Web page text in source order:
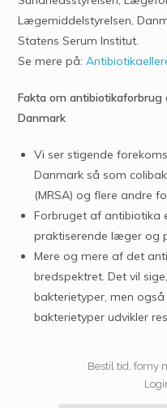
Lægemiddelstyrelsen,
Statens Serum Institut.
Se mere på:
Fakta om
Danmark
Vi ser stigende
Danmark så som
(MRSA) og flere andre
Forbruget af antibiotika
praktiserende læger og
Mere og mere af det
bredspektret. Det vil
bakterietyper, men
bakterietyper udvikler
Bestil tid, forny